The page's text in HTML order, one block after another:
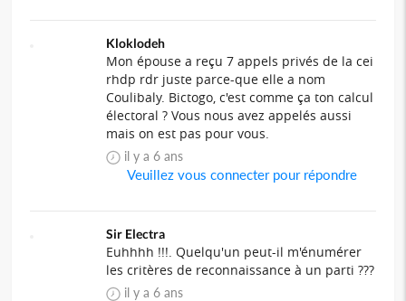
Kloklodeh
Mon épouse a reçu 7 appels privés de la cei
rhdp rdr juste parce-que elle a nom
Coulibaly. Bictogo, c'est comme ça ton calcul
électoral ? Vous nous avez appelés aussi
mais on est pas pour vous.
il y a 6 ans
Veuillez vous connecter pour répondre
Sir Electra
Euhhhh !!!. Quelqu'un peut-il m'énumérer
les critères de reconnaissance à un parti ???
il y a 6 ans